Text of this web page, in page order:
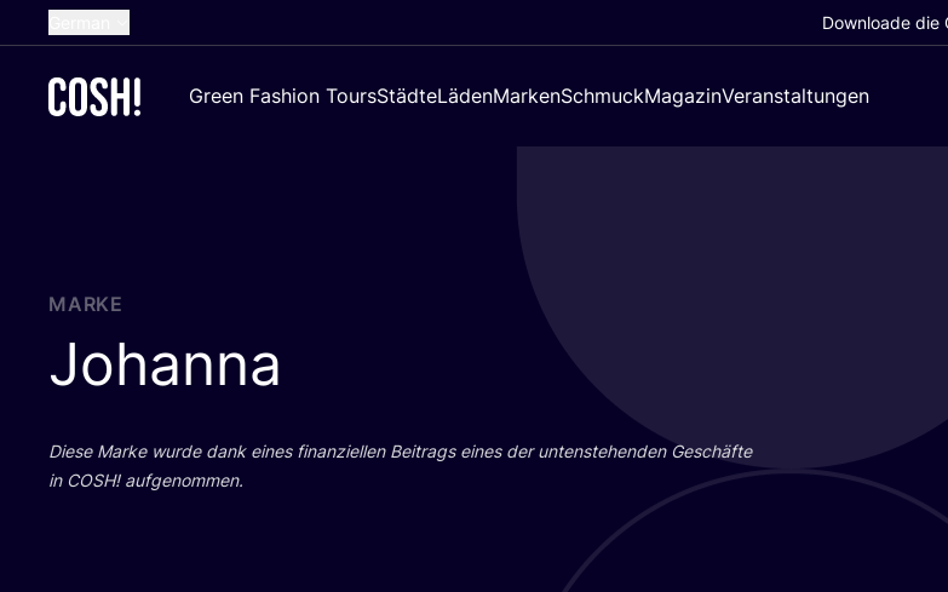
Dutch
Downloade die
Green Fashion ToursStädteLädenMarkenSchmuckMagazinVeranstaltungen
MARKE
Johanna
Die­se Mar­ke wur­de dank eines finan­zi­el­len Bei­trags eines der unten­ste­hen­den Geschäf­te
in COSH! aufgenommen.